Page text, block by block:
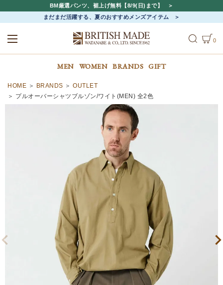
BM厳選パンツ、裾上げ無料【8/9(日)まで】
まだまだ活躍する、夏のおすすめメンズアイテム
0
MEN WOMEN BRANDS GIFT
HOME BRANDS
OUTLET
プルオーバーシャツブルゾン/ワイト(MEN) 全2色